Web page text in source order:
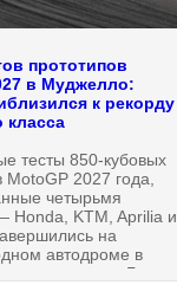
прототипов
в Муджелло:
к рекорду
класса
тесты 850-кубовых
MotoGP 2027 года,
четырьмя
Honda, KTM, Aprilia и
на
автодроме в
проводится Гран-